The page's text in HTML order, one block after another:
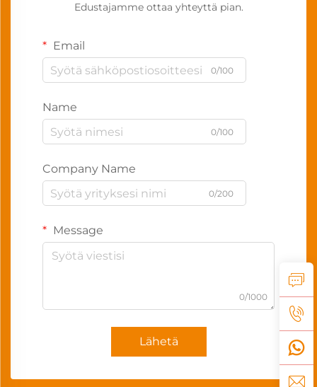
Edustajamme ottaa yhteyttä pian.
Email
0/100
Name
0/100
Company Name
0/200
Message
0/1000
Lähetä